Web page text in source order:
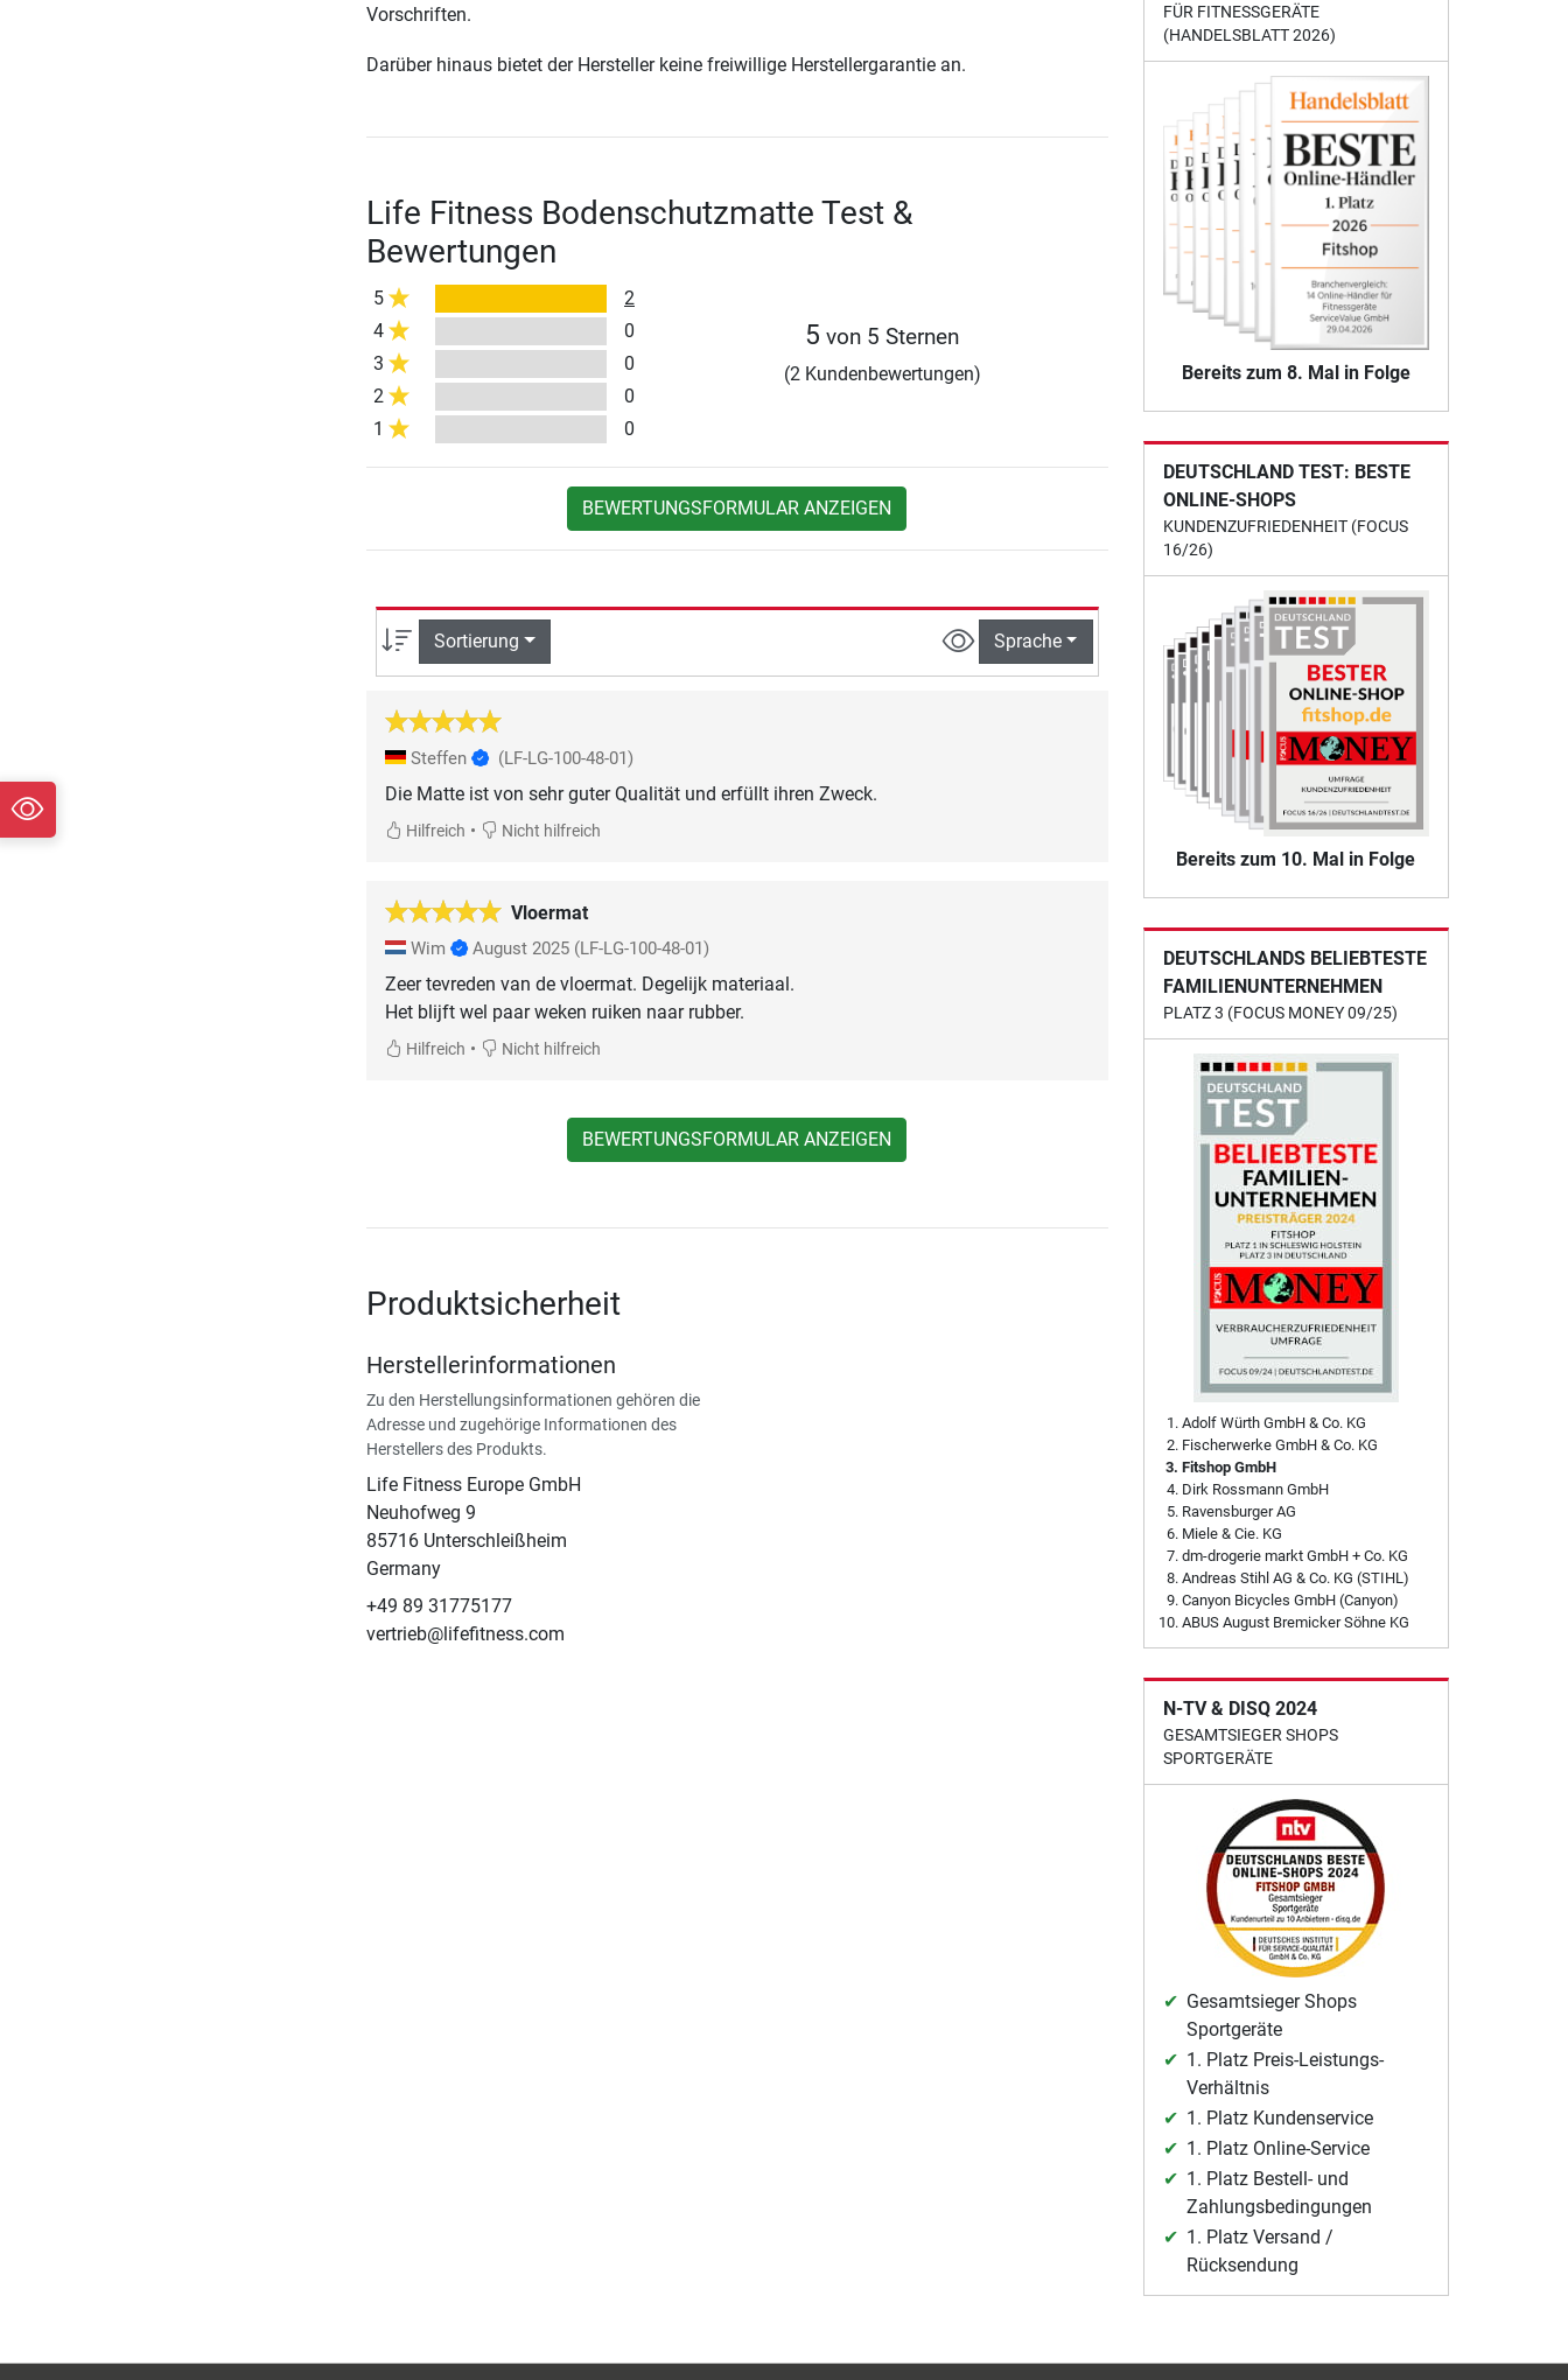
Vorschriften.
Darüber hinaus bietet der Hersteller keine freiwillige Herstellergarantie an.
Life Fitness Bodenschutzmatte Test &
Bewertungen
5
2
4
0
3
0
2
0
1
0
5 von 5 Sternen
(2 Kundenbewertungen)
BEWERTUNGSFORMULAR ANZEIGEN
Sortierung Sprache
Steffen (LF-LG-100-48-01)
Die Matte ist von sehr guter Qualität und erfüllt ihren Zweck.
Hilfreich • Nicht hilfreich
Vloermat
Wim August 2025 (LF-LG-100-48-01)
Zeer tevreden van de vloermat. Degelijk materiaal.
Het blijft wel paar weken ruiken naar rubber.
Hilfreich • Nicht hilfreich
BEWERTUNGSFORMULAR ANZEIGEN
Produktsicherheit
Herstellerinformationen
Zu den Herstellungsinformationen gehören die
Adresse und zugehörige Informationen des
Herstellers des Produkts.
Life Fitness Europe GmbH
Neuhofweg 9
85716 Unterschleißheim
Germany
+49 89 31775177
vertrieb@lifefitness.com
FÜR FITNESSGERÄTE
(HANDELSBLATT 2026)
Bereits zum 8. Mal in Folge
DEUTSCHLAND TEST: BESTE
ONLINE-SHOPS
KUNDENZUFRIEDENHEIT (FOCUS
16/26)
Bereits zum 10. Mal in Folge
DEUTSCHLANDS BELIEBTESTE
FAMILIENUNTERNEHMEN
PLATZ 3 (FOCUS MONEY 09/25)
Adolf Würth GmbH & Co. KG
Fischerwerke GmbH & Co. KG
Fitshop GmbH
Dirk Rossmann GmbH
Ravensburger AG
Miele & Cie. KG
dm-drogerie markt GmbH + Co. KG
Andreas Stihl AG & Co. KG (STIHL)
Canyon Bicycles GmbH (Canyon)
ABUS August Bremicker Söhne KG
N-TV & DISQ 2024
GESAMTSIEGER SHOPS
SPORTGERÄTE
Gesamtsieger Shops
Sportgeräte
1. Platz Preis-Leistungs-
Verhältnis
1. Platz Kundenservice
1. Platz Online-Service
1. Platz Bestell- und
Zahlungsbedingungen
1. Platz Versand /
Rücksendung